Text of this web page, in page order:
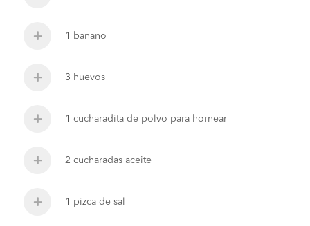
1 banano
3 huevos
1 cucharadita de polvo para hornear
2 cucharadas aceite
1 pizca de sal